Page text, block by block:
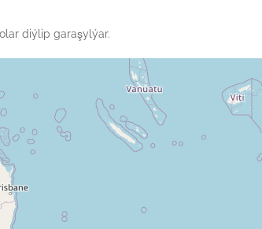
diýlip garaşylýar.